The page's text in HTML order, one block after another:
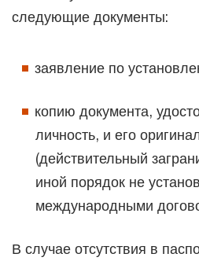
следующие документы:
заявление по
копию документа,
личность, и его
(действительный
иной порядок не
международными
В случае отсутствия в